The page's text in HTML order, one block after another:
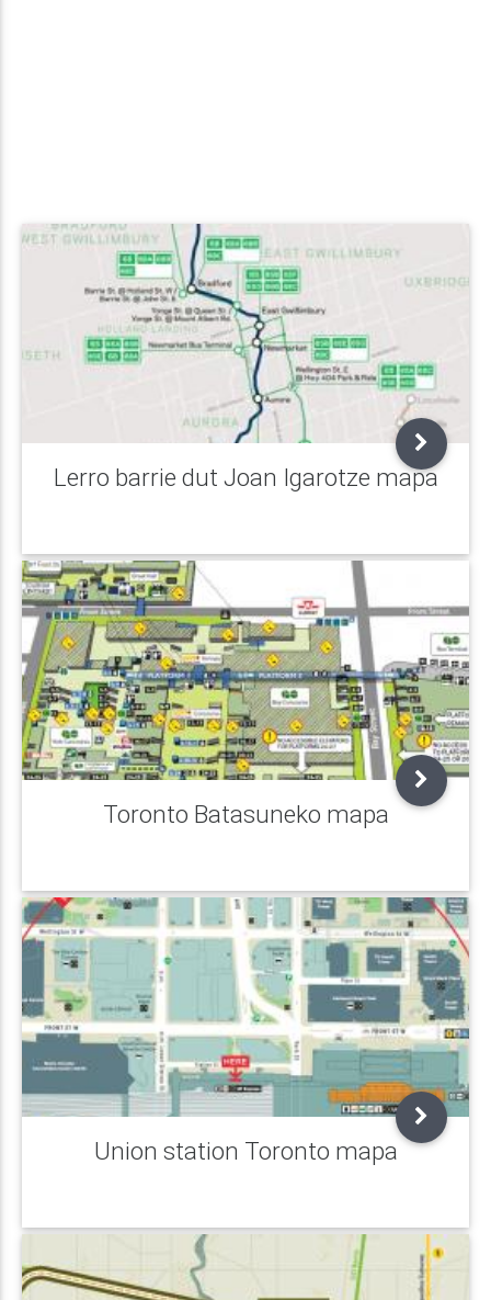
Lerro barrie dut Joan Igarotze mapa
Toronto Batasuneko mapa
Union station Toronto mapa